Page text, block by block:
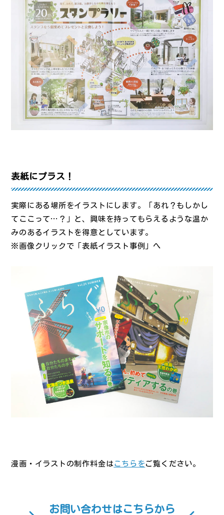
表紙にプラス！
実際にある場所をイラストにします。「あれ？もしかし
てここって…？」と、興味を持ってもらえるような温か
みのあるイラストを得意としています。
※画像クリックで「表紙イラスト事例」へ
漫画・イラストの制作料金は こちらをご覧ください。
お問い合わせはこちらから